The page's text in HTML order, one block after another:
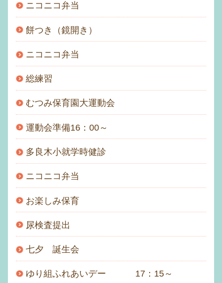
ニコニコ弁当
餅つき（鏡開き）
ニコニコ弁当
総練習
むつみ保育園大運動会
運動会準備16：00～
多良木小就学時健診
ニコニコ弁当
お楽しみ保育
尿検査提出
七夕 誕生会
ゆり組ふれあいデー 17：15～